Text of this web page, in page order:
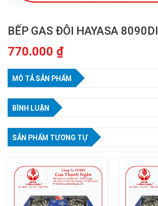
BẾP GAS ĐÔI HAYASA 8090DI
770.000 ₫
MÔ TẢ SẢN PHẨM
BÌNH LUẬN
SẢN PHẨM TƯƠNG TỰ